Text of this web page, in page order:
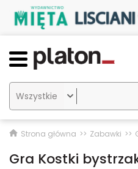

Strona główna Zabawki
Gra Kostki